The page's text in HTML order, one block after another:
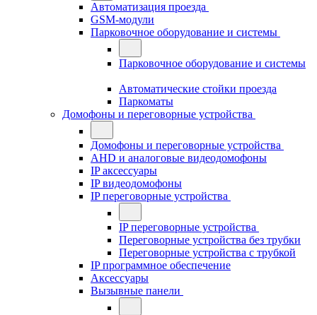
Автоматизация проезда
GSM-модули
Парковочное оборудование и системы
Парковочное оборудование и системы
Автоматические стойки проезда
Паркоматы
Домофоны и переговорные устройства
Домофоны и переговорные устройства
AHD и аналоговые видеодомофоны
IP аксессуары
IP видеодомофоны
IP переговорные устройства
IP переговорные устройства
Переговорные устройства без трубки
Переговорные устройства с трубкой
IP программное обеспечение
Аксессуары
Вызывные панели